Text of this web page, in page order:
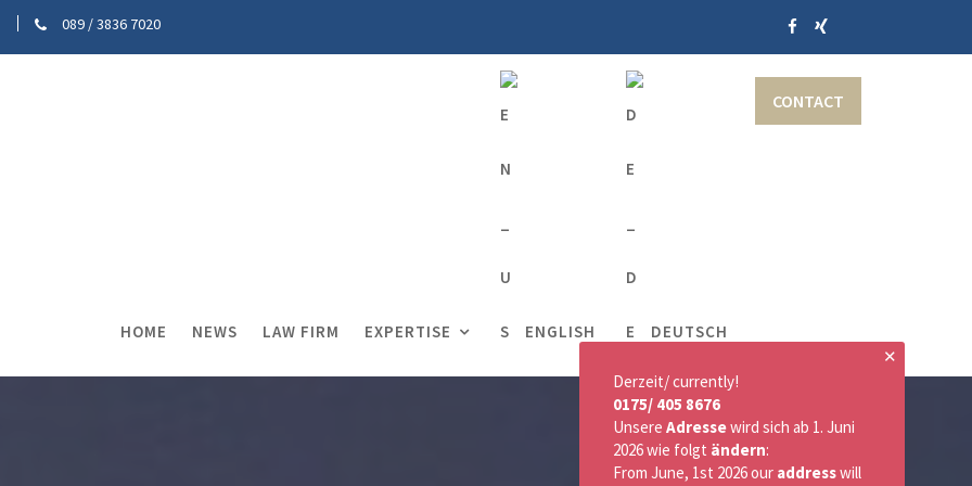
089 / 3836 7020
CONTACT
HOME NEWS LAW FIRM EXPERTISE ENGLISH DEUTSCH
✕
Derzeit/ currently!
0175/ 405 8676
Unsere Adressewird sich ab 1. Juni
2026 wie folgt ändern:
From June, 1st 2026 our addresswill